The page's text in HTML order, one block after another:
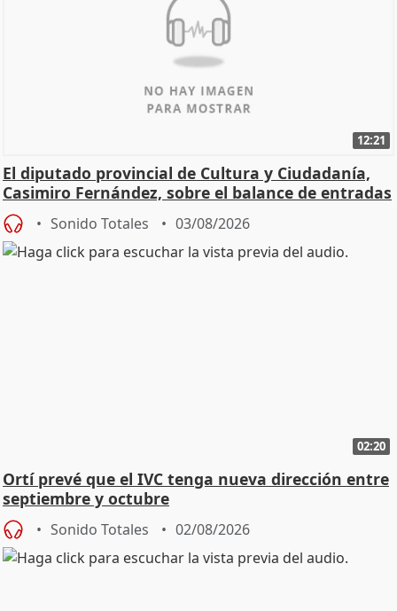
12:21
El diputado provincial de Cultura y Ciudadanía,
Casimiro Fernández, sobre el balance de entradas
Sonido Totales 03/08/2026
02:20
Ortí prevé que el IVC tenga nueva dirección entre
septiembre y octubre
Sonido Totales 02/08/2026